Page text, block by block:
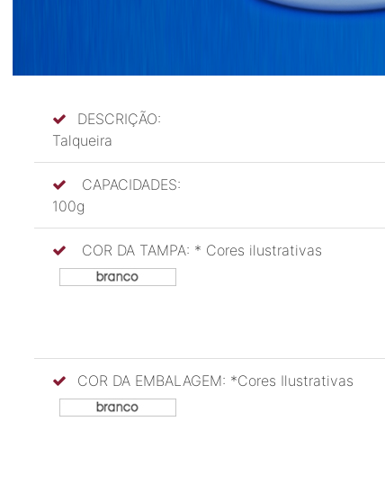
DESCRIÇÃO:
Talqueira
CAPACIDADES:
100g
COR DA TAMPA: * Cores ilustrativas
COR DA EMBALAGEM: *Cores Ilustrativas